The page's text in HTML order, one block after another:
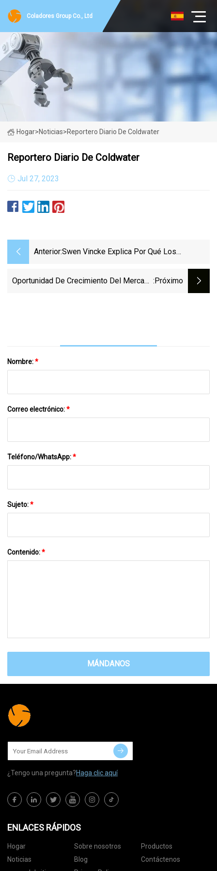
Coladores Group Co., Ltd
Hogar>Noticias>Reportero Diario De Coldwater
Reportero Diario De Coldwater
Jul 27, 2023
Anterior:Swen Vincke Explica Por Qué Los
Por Baldur's Gate 3 Y Hacer Lo Suyo: "Los
Oportunidad De Crecimiento Del Mercado :próximo
Nombre:*
Correo electrónico:*
Teléfono/WhatsApp:*
Sujeto:*
Contenido:*
MÁNDANOS
¿Tengo una pregunta?Haga clic aquí
ENLACES RÁPIDOS
Hogar Sobre nosotros
Productos
Noticias
Blog
Contáctenos